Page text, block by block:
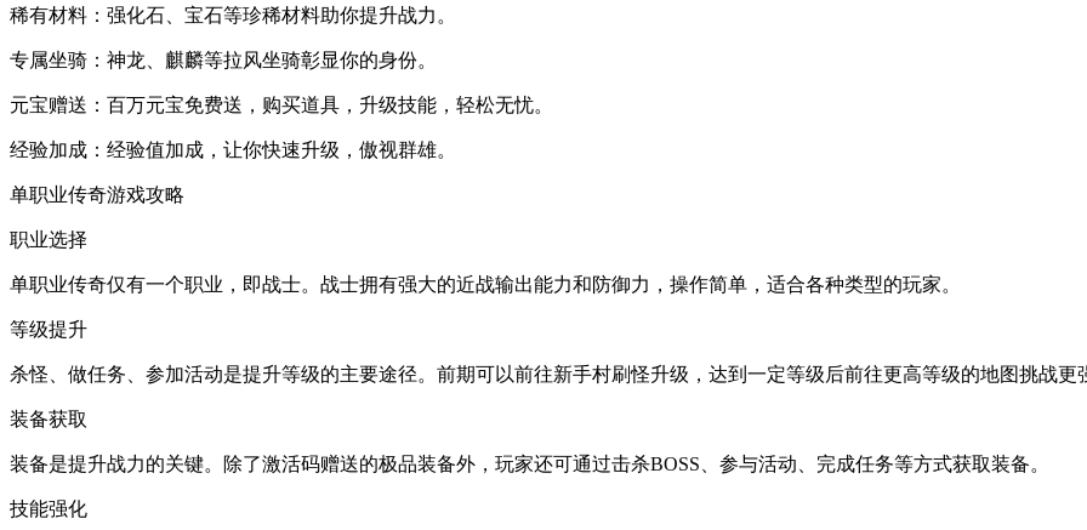
稀有材料：强化石、宝石等珍稀材料助你提升战力。
专属坐骑：神龙、麒麟等拉风坐骑彰显你的身份。
元宝赠送：百万元宝免费送，购买道具，升级技能，轻松无忧。
经验加成：经验值加成，让你快速升级，傲视群雄。
单职业传奇游戏攻略
职业选择
单职业传奇仅有一个职业，即战士。战士拥有强大的近战输出能力和防御力，操作简单，适合各种类型的玩家。
等级提升
杀怪、做任务、参加活动是提升等级的主要途径。前期可以前往新手村刷怪升级，达到一定等级后前往更高等级的地图挑战更
装备获取
装备是提升战力的关键。除了激活码赠送的极品装备外，玩家还可通过击杀BOSS、参与活动、完成任务等方式获取装备。
技能强化